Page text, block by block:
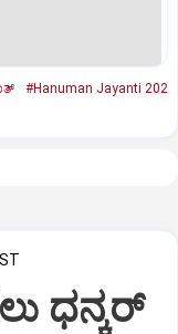
#Hanuman Jayanti 202
ಧನ್ಕರ್‌